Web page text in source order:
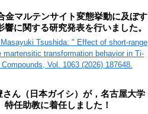
金マルテンサイト変態挙動に及ぼす
に関する研究発表を行いました。
Tsushida: " Effect of short-range
transformation behavior in Ti-
Vol. 1063 (2026) 187648.
さん（日本ガイシ）が，名古屋大学
任助教に着任しました！